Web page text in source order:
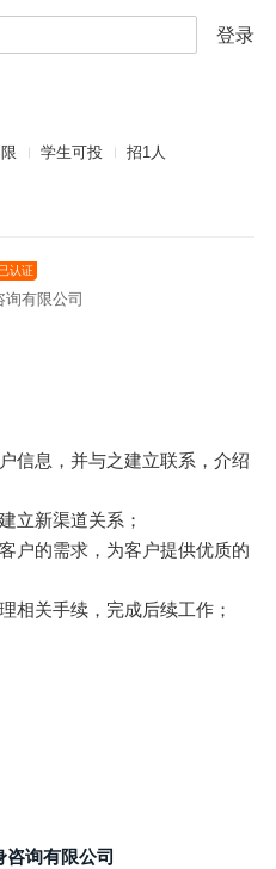
登录
学生可投
招1人
已认证
询有限公司
信息，并与之建立联系，介绍
立新渠道关系；
户的需求，为客户提供优质的
相关手续，完成后续工作；
先；
咨询有限公司